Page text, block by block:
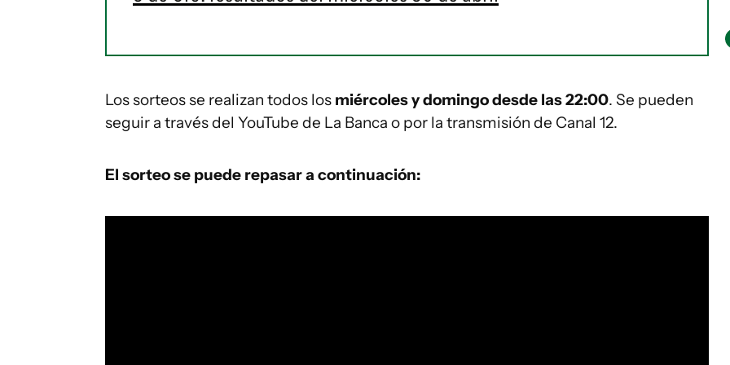
Los sorteos se realizan todos los miércoles y domingo desde las 22:00. Se pueden
seguir a través del YouTube de La Banca o por la transmisión de Canal 12.
El sorteo se puede repasar a continuación: